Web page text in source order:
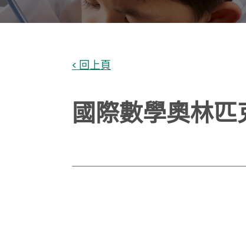
< 回上頁
國際數學奧林